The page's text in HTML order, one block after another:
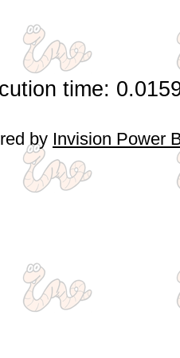
time:
by Invision Power